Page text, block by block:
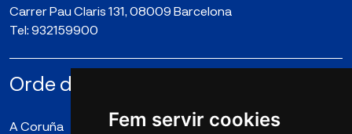
Fem servir cookies
Carrer Pau Claris 131, 08009 Barcelona
Tel:932159900
Orde de la Companyia de Maria N.S.
A Coruña Almería
Badalona